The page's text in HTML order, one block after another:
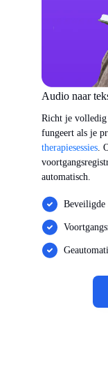
Audio naar
Richt je
fungeert als je
therapiesessies.
automatisch.
Beveiligde